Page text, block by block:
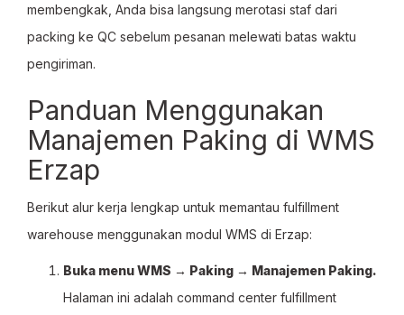
membengkak, Anda bisa langsung merotasi staf dari
packing ke QC sebelum pesanan melewati batas waktu
pengiriman.
Panduan Menggunakan
Manajemen Paking di WMS
Erzap
Berikut alur kerja lengkap untuk memantau fulfillment
warehouse menggunakan modul WMS di Erzap:
Buka menu WMS → Paking → Manajemen Paking.
Halaman ini adalah command center fulfillment